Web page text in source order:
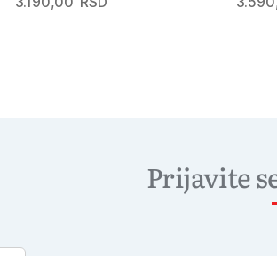
Prijavite